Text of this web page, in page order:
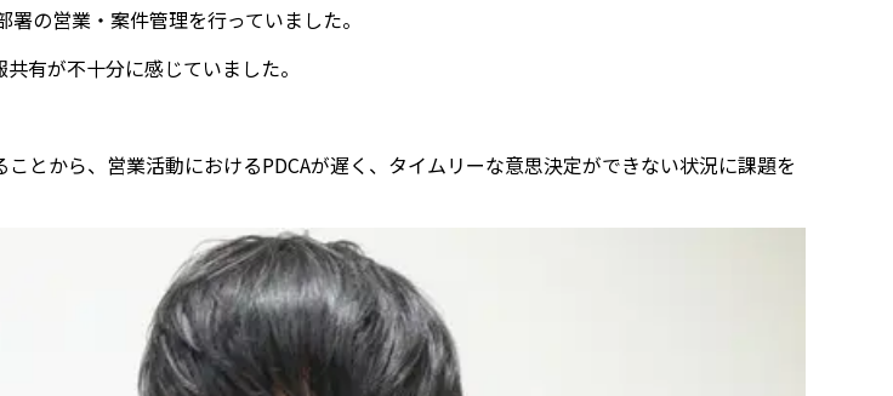
の営業・案件管理を行っていました。
有が不十分に感じていました。
とから、営業活動におけるPDCAが遅く、タイムリーな意思決定ができない状況に課題を